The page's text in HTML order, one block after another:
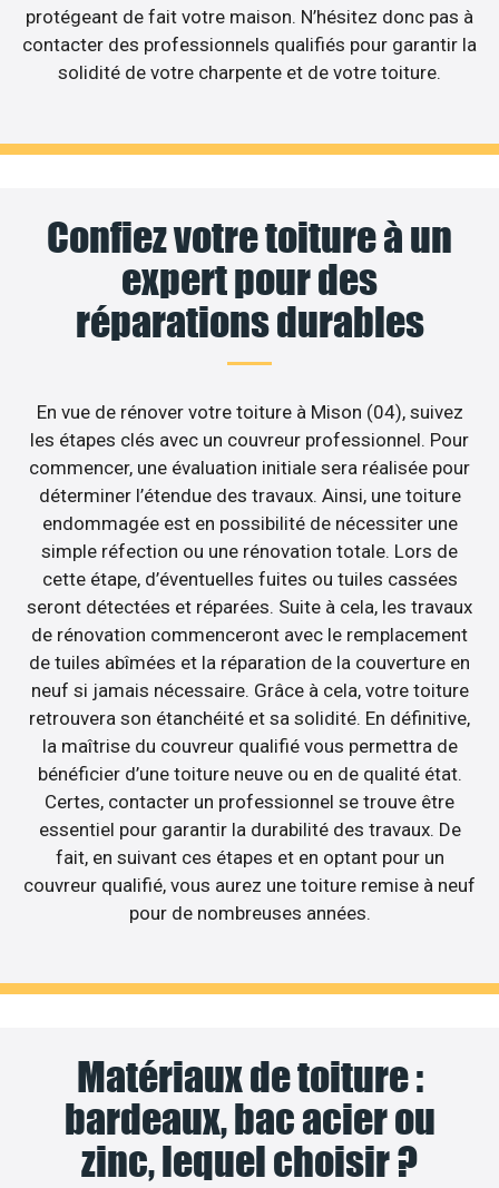
protégeant de fait votre maison. N’hésitez donc pas à
contacter des professionnels qualifiés pour garantir la
solidité de votre charpente et de votre toiture.
Confiez votre toiture à un
expert pour des
réparations durables
En vue de rénover votre toiture à Mison (04), suivez
les étapes clés avec un couvreur professionnel. Pour
commencer, une évaluation initiale sera réalisée pour
déterminer l’étendue des travaux. Ainsi, une toiture
endommagée est en possibilité de nécessiter une
simple réfection ou une rénovation totale. Lors de
cette étape, d’éventuelles fuites ou tuiles cassées
seront détectées et réparées. Suite à cela, les travaux
de rénovation commenceront avec le remplacement
de tuiles abîmées et la réparation de la couverture en
neuf si jamais nécessaire. Grâce à cela, votre toiture
retrouvera son étanchéité et sa solidité. En définitive,
la maîtrise du couvreur qualifié vous permettra de
bénéficier d’une toiture neuve ou en de qualité état.
Certes, contacter un professionnel se trouve être
essentiel pour garantir la durabilité des travaux. De
fait, en suivant ces étapes et en optant pour un
couvreur qualifié, vous aurez une toiture remise à neuf
pour de nombreuses années.
Matériaux de toiture :
bardeaux, bac acier ou
zinc, lequel choisir ?